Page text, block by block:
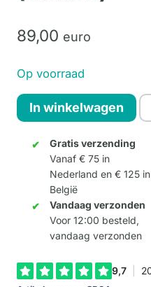
89,00 euro
Op voorraad
Dali
-
De
verzoeking
Heilige
Antonius
(Olifant)
aantal
In winkelwagen
Gratis verzending
Vanaf € 75 in
Nederland en € 125 in
België
Vandaag verzonden
Voor 12:00 besteld,
vandaag verzonden